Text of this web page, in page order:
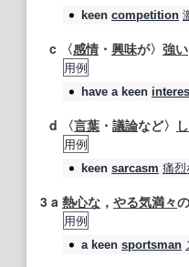
keen competition
c 〈感情 ・ 興味が〉 強い
用例
have a keen
d 〈言葉 ・ 議論など〉
用例
keen sarcasm 痛烈
3 a 熱心な ， やる気満々
用例
a keen sportsman